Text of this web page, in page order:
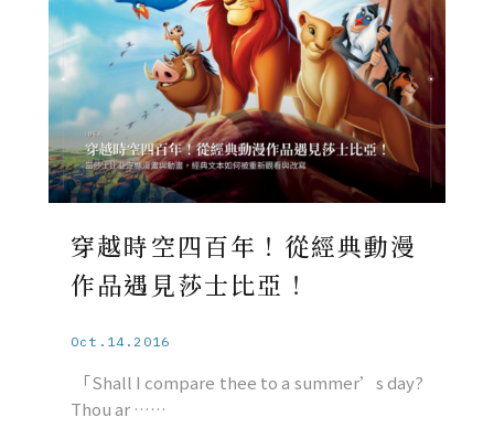
穿越時空四百年！從經典動漫
作品遇見莎士比亞！
Oct.14.2016
「Shall I compare thee to a summer’s day?
Thou ar ……